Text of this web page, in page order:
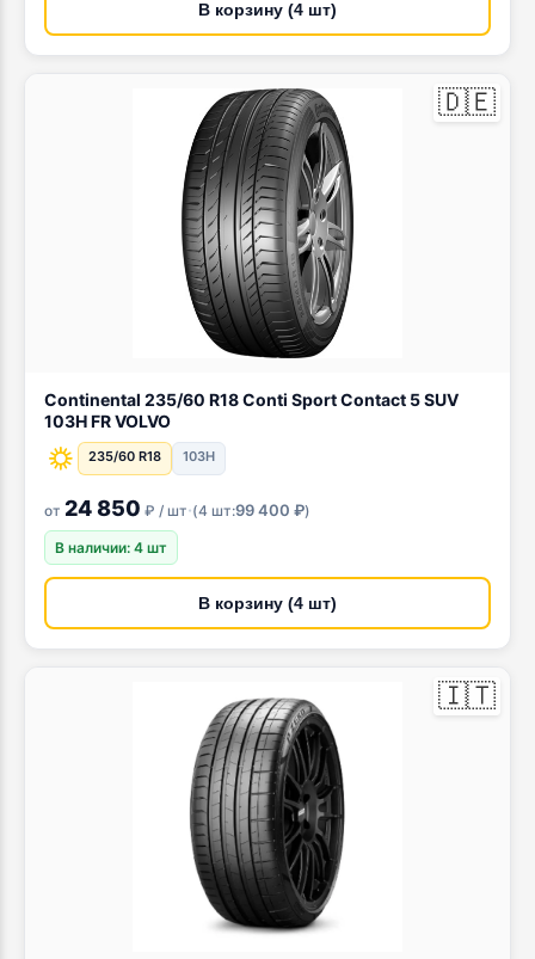
В корзину (4 шт)
🇩🇪
Continental 235/60 R18 Conti Sport Contact 5 SUV
103H FR VOLVO
235/60 R18 103H
от 24 850 ₽ / шт·(4 шт:99 400 ₽)
В наличии: 4 шт
В корзину (4 шт)
🇮🇹